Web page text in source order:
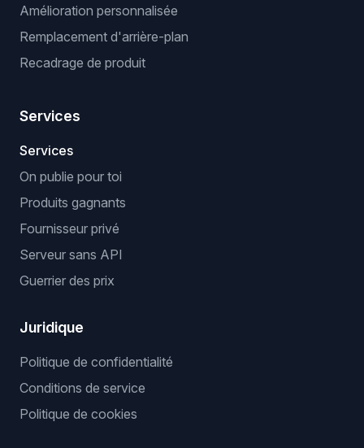
Amélioration personnalisée
Remplacement d'arrière-plan
Recadrage de produit
Services
Services
On publie pour toi
Produits gagnants
Fournisseur privé
Serveur sans API
Guerrier des prix
Juridique
Politique de confidentialité
Conditions de service
Politique de cookies